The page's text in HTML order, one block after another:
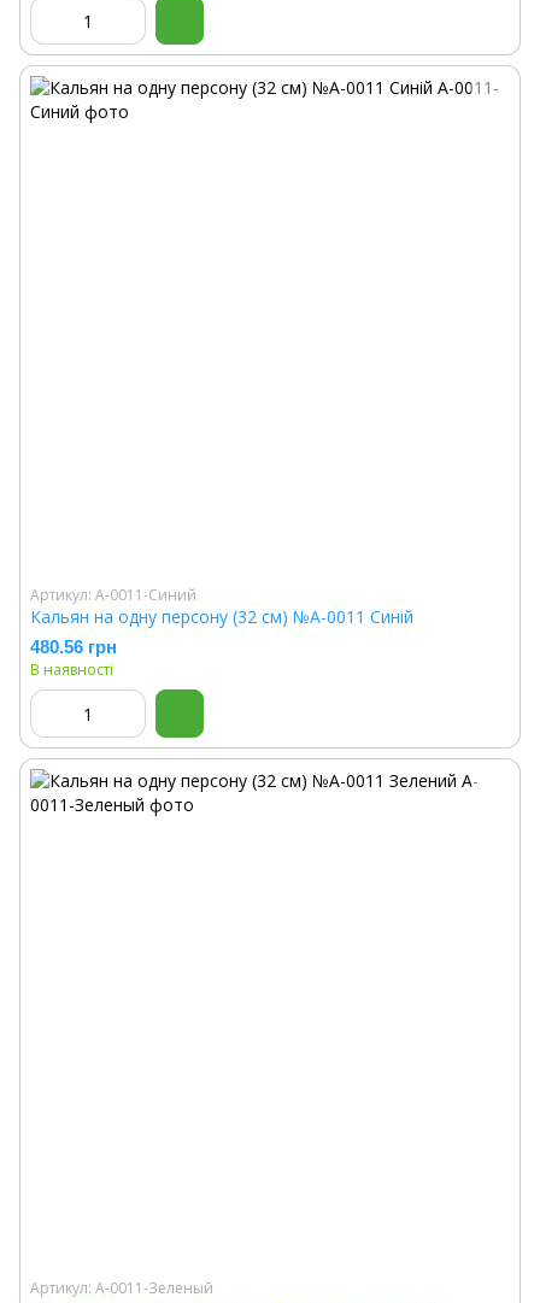
Артикул: A-0011-Синий
Кальян на одну персону (32 см) №A-0011 Синій
480.56 грн
В наявності
Артикул: A-0011-Зеленый